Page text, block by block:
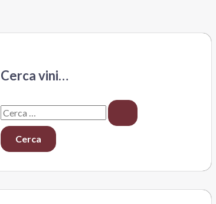
Cerca vini…
C
e
r